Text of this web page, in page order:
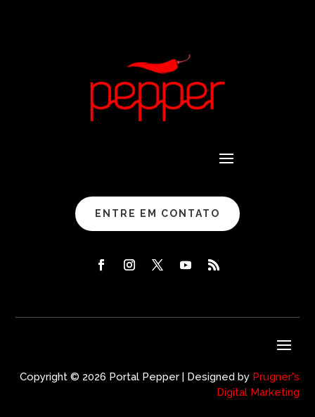
ENTRE EM CONTATO
Copyright © 2026 Portal Pepper | Designed by Prugner's
Digital Marketing